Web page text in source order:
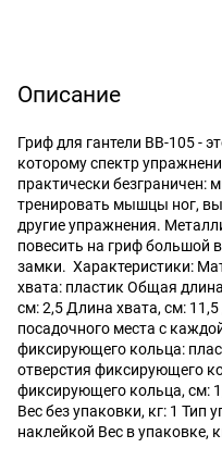
Описание
Гриф для гантели BB-105 -
которому спектр
практически
тренировать мышцы ног,
другие упражнения.
повесить на гриф большой
замки. Характеристики:
хвата: пластик Общая
см: 2,5 Длина хвата, см:
посадочного места с
фиксирующего кольца:
отверстия фиксирующего
фиксирующего кольца, см:
Вес без упаковки, кг: 1 Тип
наклейкой Вес в упаковке,